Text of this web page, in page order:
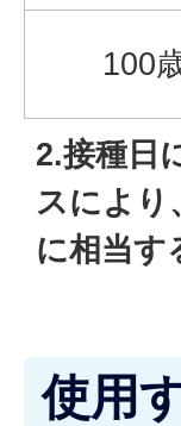
100
2.接種日
スにより
に相当す
使用